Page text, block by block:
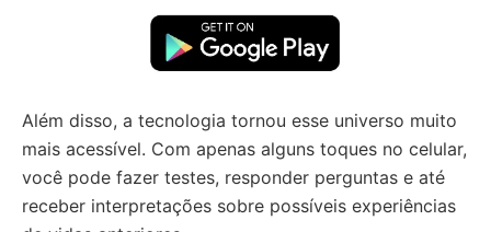
Além disso, a tecnologia tornou esse universo muito
mais acessível. Com apenas alguns toques no celular,
você pode fazer testes, responder perguntas e até
receber interpretações sobre possíveis experiências